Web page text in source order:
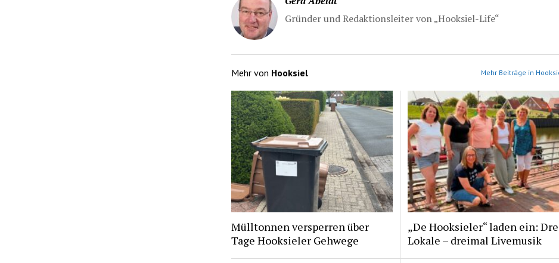
Gründer und Redaktionsleiter von „Hooksiel-Life“
Mehr von Hooksiel Mehr Beiträge in
Mülltonnen versperren über
Tage Hooksieler Gehwege
„De Hooksieler“ laden ein:
Lokale – dreimal Livemusik